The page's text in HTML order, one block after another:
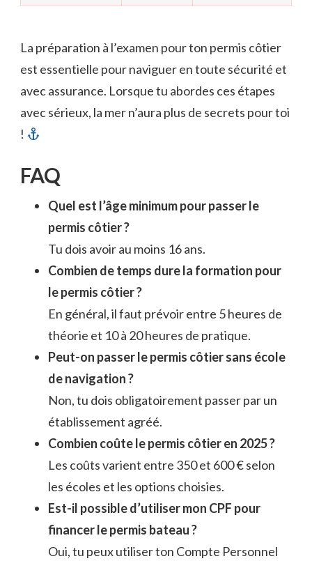
La préparation à l’examen pour ton permis côtier
est essentielle pour naviguer en toute sécurité et
avec assurance. Lorsque tu abordes ces étapes
avec sérieux, la mer n’aura plus de secrets pour toi
!
FAQ
Quel est l’âge minimum pour passer le
permis côtier ?
Tu dois avoir au moins 16 ans.
Combien de temps dure la formation pour
le permis côtier ?
En général, il faut prévoir entre 5 heures de
théorie et 10 à 20 heures de pratique.
Peut-on passer le permis côtier sans école
de navigation ?
Non, tu dois obligatoirement passer par un
établissement agréé.
Combien coûte le permis côtier en 2025 ?
Les coûts varient entre 350 et 600 € selon
les écoles et les options choisies.
Est-il possible d’utiliser mon CPF pour
financer le permis bateau ?
Oui, tu peux utiliser ton Compte Personnel